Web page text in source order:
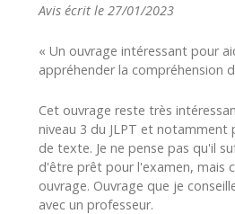
Avis écrit le 27/01/2023
« Un ouvrage intéressant pour
appréhender la compréhension
Cet ouvrage reste très
niveau 3 du JLPT et notamment
de texte. Je ne pense pas qu'il
d'être prêt pour l'examen, mais
ouvrage. Ouvrage que je
avec un professeur.